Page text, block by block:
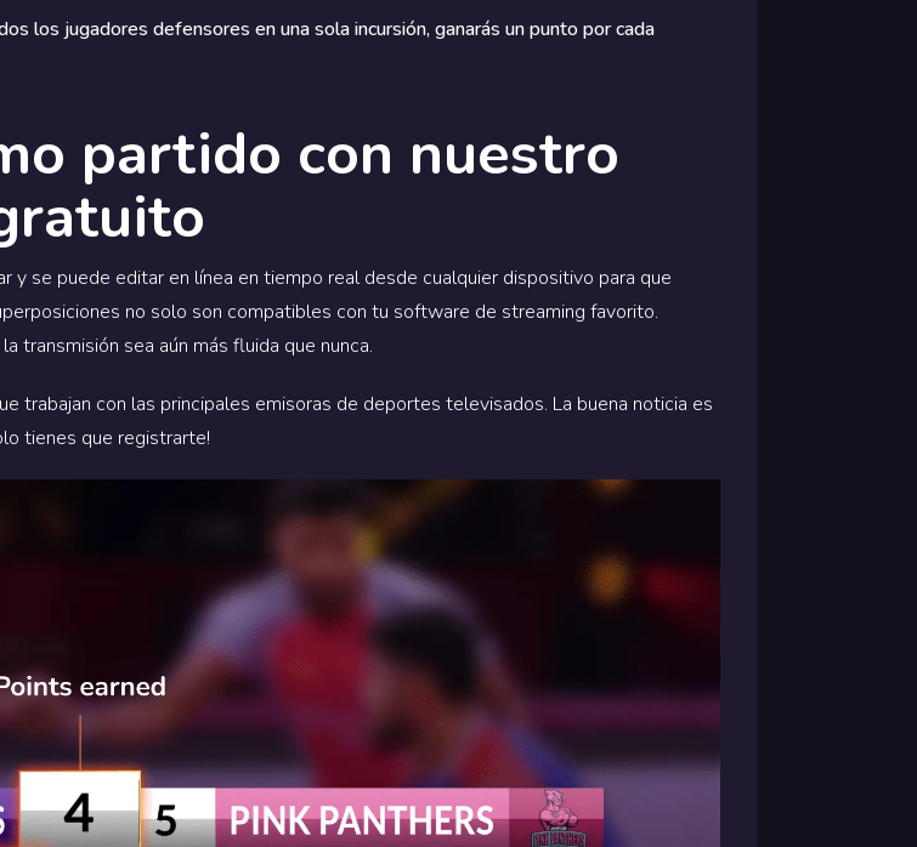
los jugadores defensores en una sola incursión, ganarás un punto por cada
partido con nuestro
y se puede editar en línea en tiempo real desde cualquier dispositivo para que
no solo son compatibles con tu software de streaming favorito.
transmisión sea aún más fluida que nunca.
trabajan con las principales emisoras de deportes televisados. La buena noticia es
tienes que registrarte!